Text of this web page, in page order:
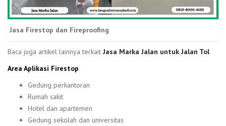
Jasa Firestop dan Fireproofing
Baca juga artikel lainnya terkait Jasa Marka Jalan untuk Jalan Tol
Area Aplikasi Firestop
Gedung perkantoran
Rumah sakit
Hotel dan apartemen
Gedung sekolah dan universitas